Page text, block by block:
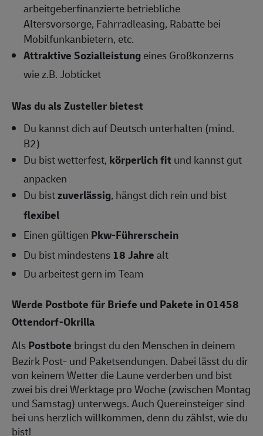
arbeitgeberfinanzierte betriebliche
Altersvorsorge, Fahrradleasing, Rabatte bei
Mobilfunkanbietern, etc.
Attraktive Sozialleistungeines Großkonzerns
wie z.B. Jobticket
Was du als Zusteller bietest
Du kannst dich auf Deutsch unterhalten (mind.
B2)
Du bist wetterfest, körperlich fit und kannst gut
anpacken
Du bistzuverlässig, hängst dich rein und bist
flexibel
Einen gültigen Pkw-Führerschein
Du bist mindestens 18 Jahrealt
Du arbeitest gern im Team
Werde Postbote für Briefe und Pakete in 01458
Ottendorf-Okrilla
AlsPostbote bringst du den Menschen in deinem
Bezirk Post- und Paketsendungen. Dabei lässt du dir
von keinem Wetter die Laune verderben und bist
zwei bis drei Werktage pro Woche (zwischen Montag
und Samstag) unterwegs. Auch Quereinsteiger sind
bei uns herzlich willkommen, denn du zählst, wie du
bist!